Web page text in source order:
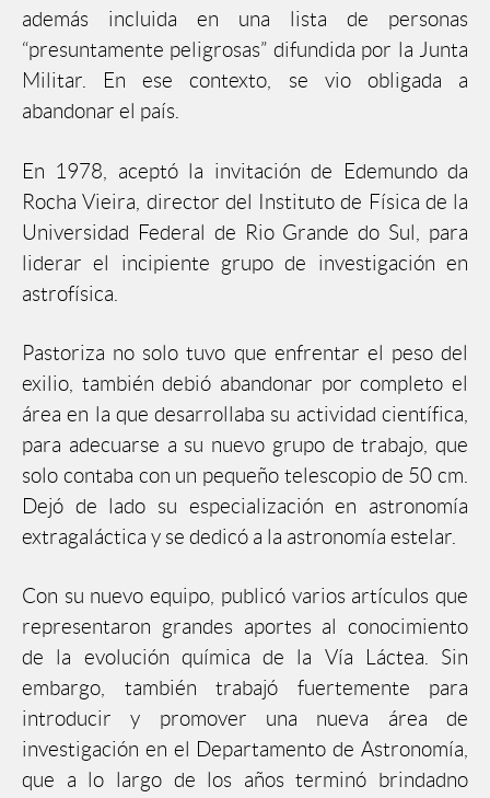
además incluida en una lista de personas
“presuntamente peligrosas” difundida por la Junta
Militar. En ese contexto, se vio obligada a
abandonar el país.
En 1978, aceptó la invitación de Edemundo da
Rocha Vieira, director del Instituto de Física de la
Universidad Federal de Rio Grande do Sul, para
liderar el incipiente grupo de investigación en
astrofísica.
Pastoriza no solo tuvo que enfrentar el peso del
exilio, también debió abandonar por completo el
área en la que desarrollaba su actividad científica,
para adecuarse a su nuevo grupo de trabajo, que
solo contaba con un pequeño telescopio de 50 cm.
Dejó de lado su especialización en astronomía
extragaláctica y se dedicó a la astronomía estelar.
Con su nuevo equipo, publicó varios artículos que
representaron grandes aportes al conocimiento
de la evolución química de la Vía Láctea. Sin
embargo, también trabajó fuertemente para
introducir y promover una nueva área de
investigación en el Departamento de Astronomía,
que a lo largo de los años terminó brindadno